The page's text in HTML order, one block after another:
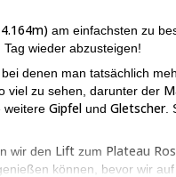
am einfachsten zu
wieder abzusteigen!
denen man tatsächlich
viel zu sehen, darunter der
weitere Gipfel und Gletscher.
wir den Lift zum Plateau
können, bevor wir